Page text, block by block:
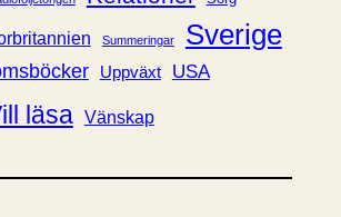
Summeringar Sverige
Uppväxt USA
läsa Vänskap